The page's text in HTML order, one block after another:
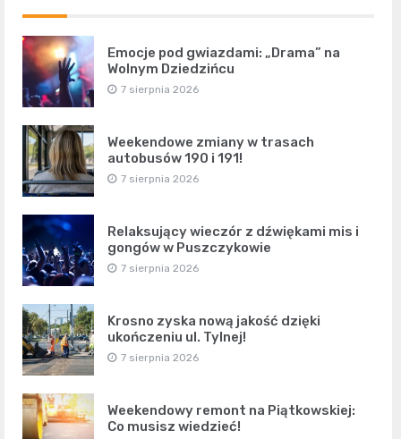
Emocje pod gwiazdami: „Drama” na
Wolnym Dziedzińcu
7 sierpnia 2026
Weekendowe zmiany w trasach
autobusów 190 i 191!
7 sierpnia 2026
Relaksujący wieczór z dźwiękami mis i
gongów w Puszczykowie
7 sierpnia 2026
Krosno zyska nową jakość dzięki
ukończeniu ul. Tylnej!
7 sierpnia 2026
Weekendowy remont na Piątkowskiej:
Co musisz wiedzieć!